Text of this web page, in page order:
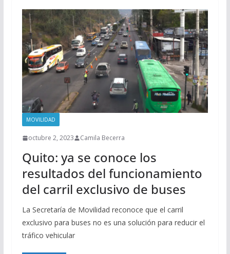
MOVILIDAD
octubre 2, 2023 Camila Becerra
Quito: ya se conoce los
resultados del funcionamiento
del carril exclusivo de buses
La Secretaría de Movilidad reconoce que el carril
exclusivo para buses no es una solución para reducir el
tráfico vehicular